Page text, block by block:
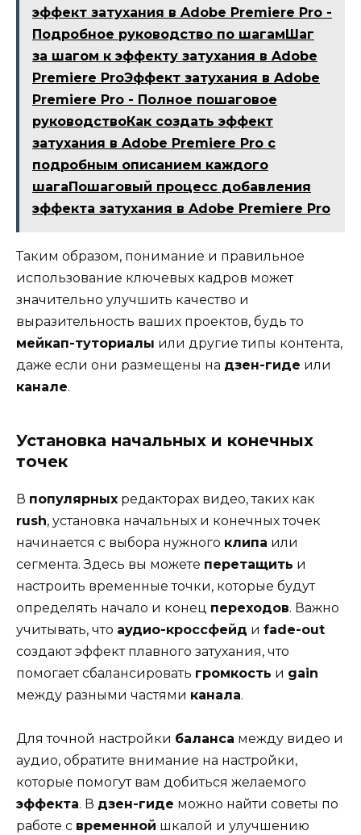
эффект затухания в Adobe Premiere Pro -
Подробное руководство по шагамШаг
за шагом к эффекту затухания в Adobe
Premiere ProЭффект затухания в Adobe
Premiere Pro - Полное пошаговое
руководствоКак создать эффект
затухания в Adobe Premiere Pro с
подробным описанием каждого
шагаПошаговый процесс добавления
эффекта затухания в Adobe Premiere Pro
Таким образом, понимание и правильное
использование ключевых кадров может
значительно улучшить качество и
выразительность ваших проектов, будь то
мейкап-туториалы или другие типы контента,
даже если они размещены на дзен-гиде или
канале.
Установка начальных и конечных
точек
В популярных редакторах видео, таких как
rush, установка начальных и конечных точек
начинается с выбора нужного клипа или
сегмента. Здесь вы можете перетащить и
настроить временные точки, которые будут
определять начало и конец переходов. Важно
учитывать, что аудио-кроссфейд и fade-out
создают эффект плавного затухания, что
помогает сбалансировать громкость и gain
между разными частями канала.
Для точной настройки баланса между видео и
аудио, обратите внимание на настройки,
которые помогут вам добиться желаемого
эффекта. В дзен-гиде можно найти советы по
работе с временной шкалой и улучшению